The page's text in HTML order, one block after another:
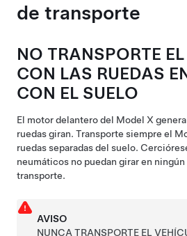
de transporte
NO TRANSPORTE
CON LAS RUEDAS
CON EL SUELO
El motordelanterodel Model X
ruedas giran. Transporte siempre el
ruedas separadas del suelo.
neumáticos no puedan girar en
transporte.
AVISO
NUNCA TRANSPORTE EL